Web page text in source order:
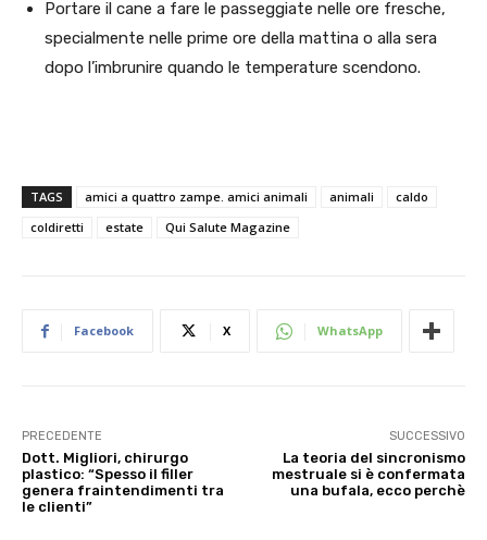
Portare il cane a fare le passeggiate nelle ore fresche,
specialmente nelle prime ore della mattina o alla sera
dopo l’imbrunire quando le temperature scendono.
TAGS amici a quattro zampe. amici animali animali
caldo
coldiretti
estate Qui Salute Magazine
Facebook X WhatsApp
PRECEDENTE
Dott. Migliori, chirurgo
plastico: “Spesso il filler
genera fraintendimenti tra
le clienti”
SUCCESSIVO
La teoria del sincronismo
mestruale si è confermata
una bufala, ecco perchè